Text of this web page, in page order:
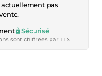
actuellement pas
Sécurisé
sont chiffrées par TLS